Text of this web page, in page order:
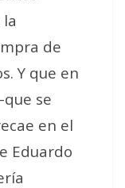
de
Y que en
se
en el
Eduardo